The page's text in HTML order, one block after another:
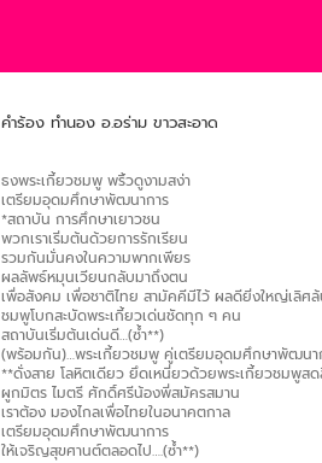
คำร้อง ทำนอง อ.อร่าม ขาวสะอาด
ธงพระเกี้ยวชมพู พริ้วดูงามสง่า
เตรียมอุดมศึกษาพัฒนาการ
*สถาบัน การศึกษาเยาวชน
พวกเราเริ่มต้นด้วยการรักเรียน
รวมกันมั่นคงในความพากเพียร
ผลลัพธ์หมุนเวียนกลับมาถึงตน
เพื่อสังคม เพื่อชาติไทย สามัคคีมีไว้ ผลดียิ่งใหญ่เลิศ
ชมพูโบกสะบัดพระเกี้ยวเด่นชัดทุก ๆ คน
สถาบันเริ่มต้นเด่นดี…(ซ้ำ**)
(พร้อมกัน)…พระเกี้ยวชมพู คู่เตรียมอุดมศึกษาพัฒนา
**ดั่งสาย โลหิตเดียว ยึดเหนี่ยวด้วยพระเกี้ยวชมพูส
ผูกมิตร ไมตรี ศักดิ์ศรีน้องพี่สมัครสมาน
เราต้อง มองไกลเพื่อไทยในอนาคตกาล
เตรียมอุดมศึกษาพัฒนาการ
ให้เจริญสุขศานต์ตลอดไป….(ซ้ำ**)